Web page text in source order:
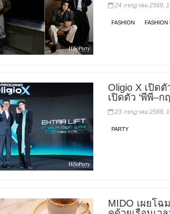
24 กรกฎาคม 2569,
FASHION FASHION
Oligio X เปิดตั
เปิดตัว ‘พีพี–ก
23 กรกฎาคม 2569,
PARTY
MIDO เผยโฉ